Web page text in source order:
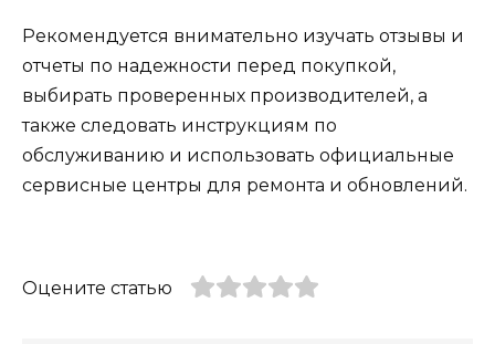
Рекомендуется внимательно изучать отзывы и
отчеты по надежности перед покупкой,
выбирать проверенных производителей, а
также следовать инструкциям по
обслуживанию и использовать официальные
сервисные центры для ремонта и обновлений.
Оцените статью